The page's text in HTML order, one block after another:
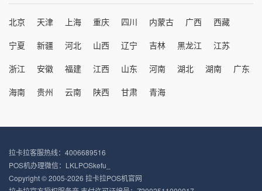
北京 天津 上海 重庆 四川 内蒙古 广西
西藏
宁夏
新疆 河北 山西 辽宁 吉林 黑龙江
江苏
浙江
安徽 福建 江西 山东 河南 湖北 湖南
广东
海南
贵州 云南 陕西 甘肃 青海
拉卡拉客服热线：4006689516
POS机办理微信：LKLPOSkefu_
Copyright © 2005-2026 拉卡拉POS机官网